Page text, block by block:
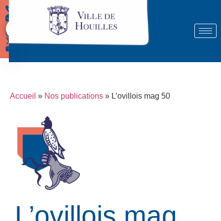
Démarches
Accueil » Nos publications » L’ovillois mag 50